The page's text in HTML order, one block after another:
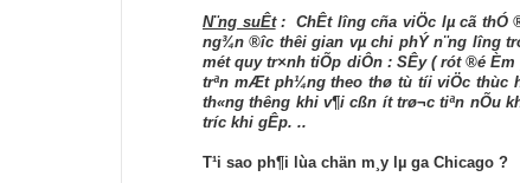
N¨ng suÊt: ChÊt l­îng cña viÖc lµ cã thÓ
ng¾n ®­îc thêi gian vµ chi phÝ n¨ng l­îng
mét quy tr×nh tiÕp diÔn : SÊy ( rót ®é
trªn mÆt ph¼ng theo thø tù tíi viÖc thùc
th«ng th­êng khi v¶i cßn ­ít trø¬c tiªn nÕu
tr­íc khi gÊp. ..
T¹i sao ph¶i lùa chän m¸y lµ ga Chicago ?